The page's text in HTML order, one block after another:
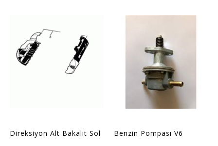
Direksiyon Alt Bakalit Sol Benzin Pompası V6